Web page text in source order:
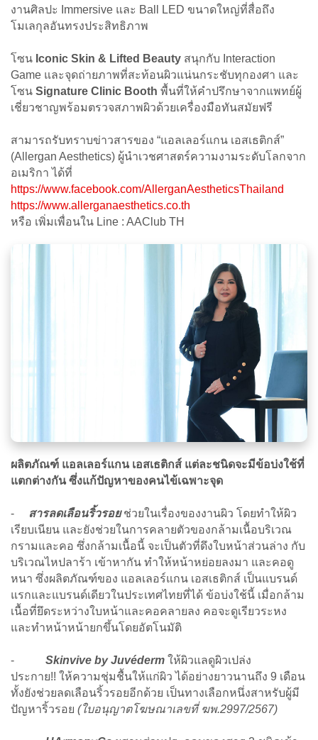
งานศิลปะ Immersive และ Ball LED ขนาดใหญ่ที่สื่อถึง
โมเลกุลอันทรงประสิทธิภาพ
โซน Iconic Skin & Lifted Beauty สนุกกับ Interaction
Game และจุดถ่ายภาพที่สะท้อนผิวแน่นกระชับทุกองศา และ
โซน Signature Clinic Booth พื้นที่ให้คำปรึกษาจากแพทย์ผู้
เชี่ยวชาญพร้อมตรวจสภาพผิวด้วยเครื่องมือทันสมัยฟรี
สามารถรับทราบข่าวสารของ “แอลเลอร์แกน เอสเธติกส์”
(Allergan Aesthetics) ผู้นำเวชศาสตร์ความงามระดับโลกจาก
อเมริกา ได้ที่
https://www.facebook.com/AllerganAestheticsThailand
https://www.allerganaesthetics.co.th
หรือ เพิ่มเพื่อนใน Line : AAClub TH
ผลิตภัณฑ์ แอลเลอร์แกน เอสเธติกส์ แต่ละชนิดจะมีข้อบ่งใช้ที่
แตกต่างกัน ซึ่งแก้ปัญหาของคนไข้เฉพาะจุด
- สารลดเลือนริ้วรอยช่วยในเรื่องของงานผิว โดยทำให้ผิว
เรียบเนียน และยังช่วยในการคลายตัวของกล้ามเนื้อบริเวณ
กรามและคอ ซึ่งกล้ามเนื้อนี้ จะเป็นตัวที่ดึงใบหน้าส่วนล่าง กับ
บริเวณไหปลาร้า เข้าหากัน ทำให้หน้าหย่อยลงมา และคอดู
หนา ซึ่งผลิตภัณฑ์ของ แอลเลอร์แกน เอสเธติกส์ เป็นแบรนด์
แรกและแบรนด์เดียวในประเทศไทยที่ได้ ข้อบ่งใช้นี้ เมื่อกล้าม
เนื้อที่ยึดระหว่างใบหน้าและคอคลายลง คอจะดูเรียวระหง
และทำหน้าหน้ายกขึ้นโดยอัตโนมัติ
- Skinvive by Juvéderm ให้ผิวแลดูผิวเปล่ง
ประกาย!! ให้ความชุ่มชื้นให้แก่ผิว ได้อย่างยาวนานถึง 9 เดือน
ทั้งยังช่วยลดเลือนริ้วรอยอีกด้วย เป็นทางเลือกหนึ่งสาหรับผู้มี
ปัญหาริ้วรอย (ใบอนุญาตโฆษณาเลขที่ ฆพ.2997/2567)